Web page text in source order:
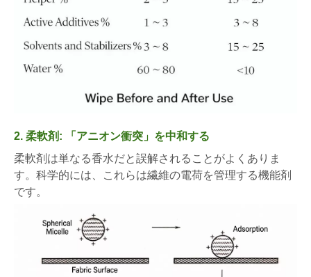
2. 柔軟剤: 「アニオン衝突」を中和する
柔軟剤は単なる香水だと誤解されることがよくありま
す。科学的には、これらは繊維の電荷を管理する機能剤
です。